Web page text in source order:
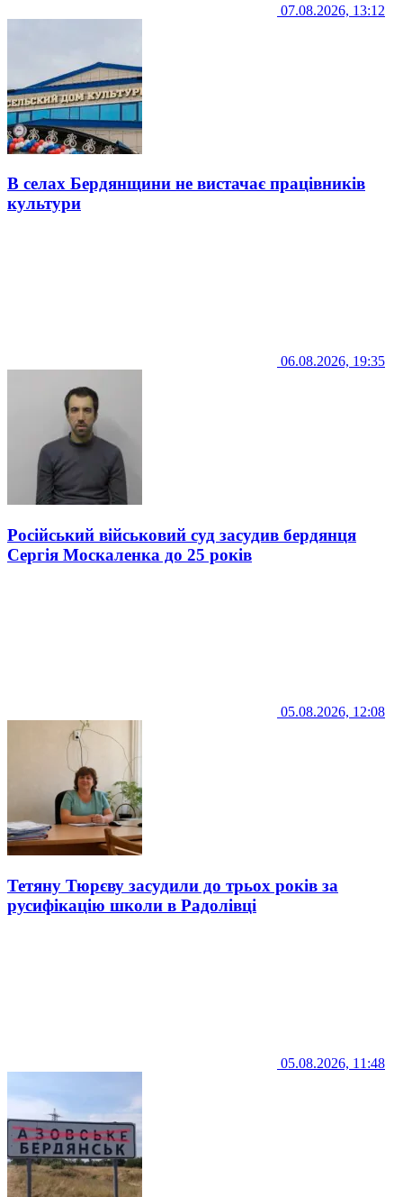
07.08.2026, 13:12
В селах Бердянщини не вистачає працівників
культури
06.08.2026, 19:35
Російський військовий суд засудив бердянця
Сергія Москаленка до 25 років
05.08.2026, 12:08
Тетяну Тюрєву засудили до трьох років за
русифікацію школи в Радолівці
05.08.2026, 11:48